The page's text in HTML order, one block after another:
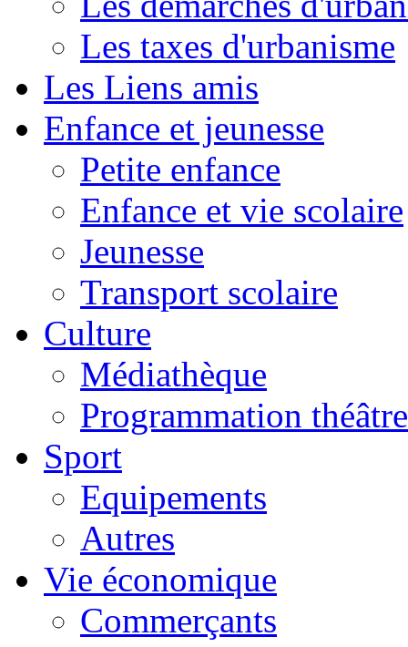
Les taxes d'urbanisme
Les Liens amis
Enfance et jeunesse
Petite enfance
Enfance et vie scolaire
Jeunesse
Transport scolaire
Culture
Médiathèque
Programmation théâtre
Sport
Equipements
Autres
Vie économique
Commerçants